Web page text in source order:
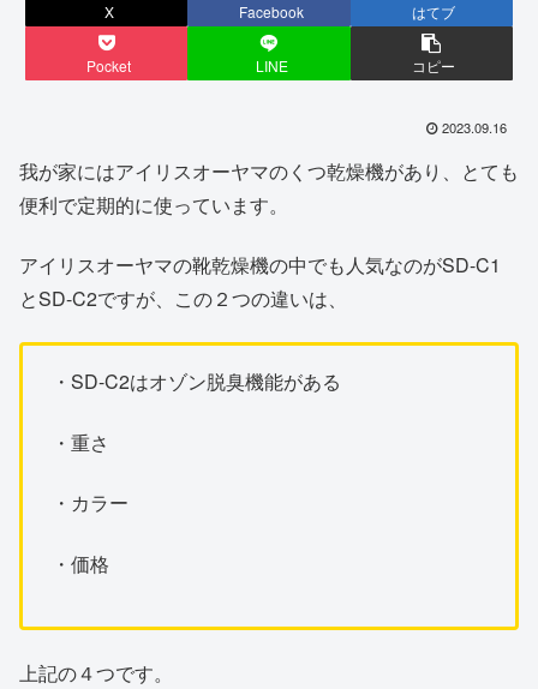
X Facebook はてブ
Pocket LINE コピー
2023.09.16
我が家にはアイリスオーヤマのくつ乾燥機があり、とても
便利で定期的に使っています。
アイリスオーヤマの靴乾燥機の中でも人気なのがSD-C1
とSD-C2ですが、この２つの違いは、
・SD-C2はオゾン脱臭機能がある
・重さ
・カラー
・価格
上記の４つです。